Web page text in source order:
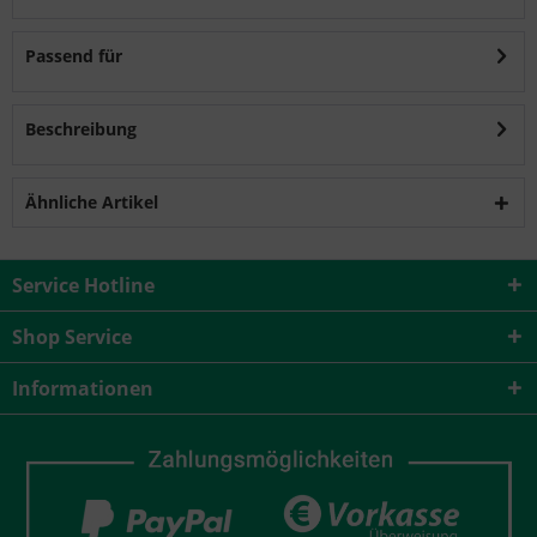
Passend für
Beschreibung
Ähnliche Artikel
Service Hotline
Shop Service
Informationen